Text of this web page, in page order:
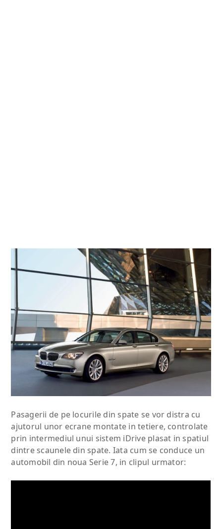
Pasagerii de pe locurile din spate se vor distra cu
ajutorul unor ecrane montate in tetiere, controlate
prin intermediul unui sistem iDrive plasat in spatiul
dintre scaunele din spate. Iata cum se conduce un
automobil din noua Serie 7, in clipul urmator: